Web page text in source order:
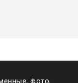
фото,